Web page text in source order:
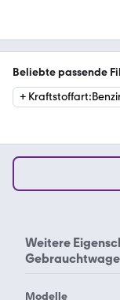
Beliebte passende
+ Kraftstoffart:
Weitere
Modelle